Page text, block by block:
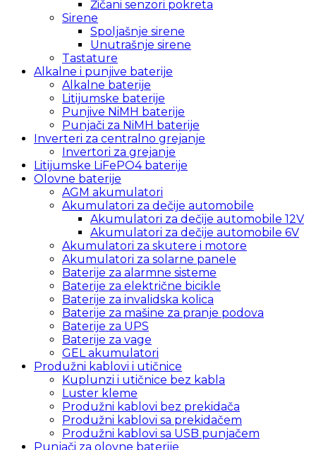
Žičani senzori pokreta
Sirene
Spoljašnje sirene
Unutrašnje sirene
Tastature
Alkalne i punjive baterije
Alkalne baterije
Litijumske baterije
Punjive NiMH baterije
Punjači za NiMH baterije
Inverteri za centralno grejanje
Invertori za grejanje
Litijumske LiFePO4 baterije
Olovne baterije
AGM akumulatori
Akumulatori za dečije automobile
Akumulatori za dečije automobile 12V
Akumulatori za dečije automobile 6V
Akumulatori za skutere i motore
Akumulatori za solarne panele
Baterije za alarmne sisteme
Baterije za električne bicikle
Baterije za invalidska kolica
Baterije za mašine za pranje podova
Baterije za UPS
Baterije za vage
GEL akumulatori
Produžni kablovi i utičnice
Kuplunzi i utičnice bez kabla
Luster kleme
Produžni kablovi bez prekidača
Produžni kablovi sa prekidačem
Produžni kablovi sa USB punjačem
Punjači za olovne baterije